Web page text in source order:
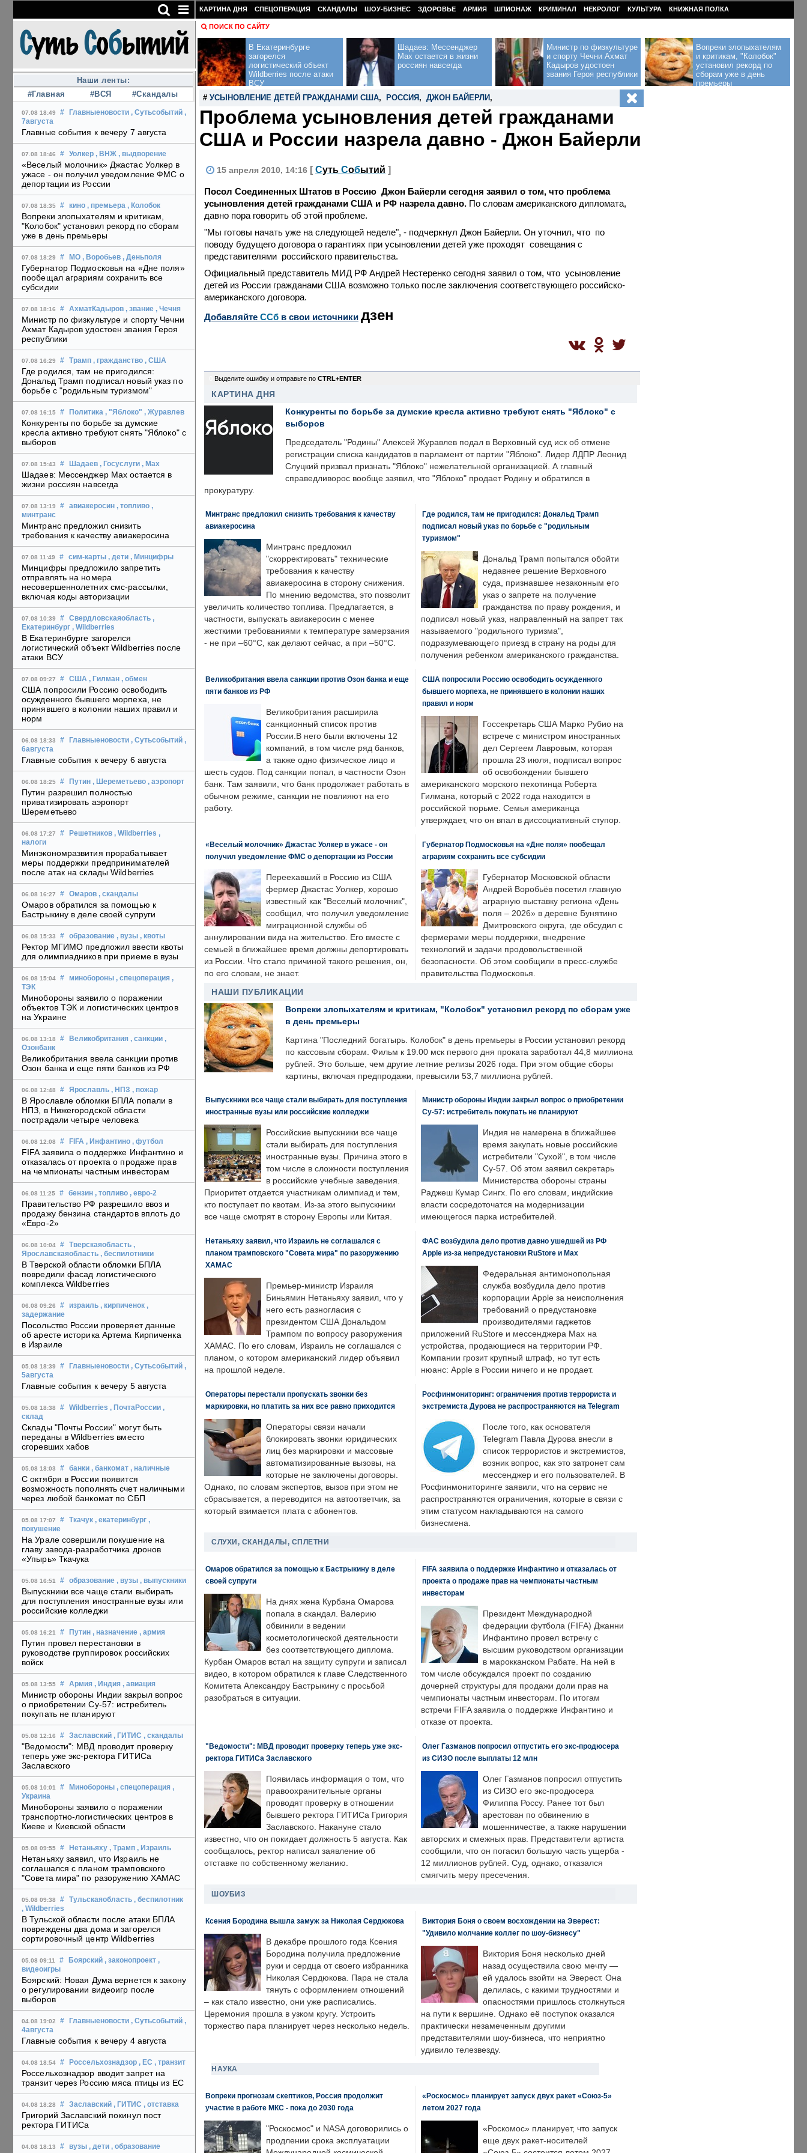
Наши ленты:
#Главная
#ВСЯ #Скандалы
07.08 18:49 # Главныеновости , Сутьсобытий ,
7августа
Главные события к вечеру 7 августа
07.08 18:46 # Уолкер , ВНЖ , выдворение
«Веселый молочник» Джастас Уолкер в
ужасе - он получил уведомление ФМС о
депортации из России
07.08 18:35 # кино , премьера , Колобок
Вопреки злопыхателям и критикам,
"Колобок" установил рекорд по сборам
уже в день премьеры
07.08 18:29 # МО , Воробьев , Деньполя
Губернатор Подмосковья на «Дне поля»
пообещал аграриям сохранить все
субсидии
07.08 18:16 # АхматКадыров , звание , Чечня
Министр по физкультуре и спорту Чечни
Ахмат Кадыров удостоен звания Героя
республики
07.08 16:29 # Трамп , гражданство , США
Где родился, там не пригодился:
Дональд Трамп подписал новый указ по
борьбе с "родильным туризмом"
07.08 16:15 # Политика , "Яблоко" , Журавлев
Конкуренты по борьбе за думские
кресла активно требуют снять "Яблоко" с
выборов
07.08 15:43 # Шадаев , Госуслуги , Max
Шадаев: Мессенджер Max остается в
жизни россиян навсегда
07.08 13:19 # авиакеросин , топливо ,
минтранс
Минтранс предложил снизить
требования к качеству авиакеросина
07.08 11:49 # сим-карты , дети , Минцифры
Минцифры предложило запретить
отправлять на номера
несовершеннолетних смс-рассылки,
включая коды авторизации
07.08 10:39 # Свердловскаяобласть ,
Екатеринбург , Wildberries
В Екатеринбурге загорелся
логистический объект Wildberries после
атаки ВСУ
07.08 09:27 # США , Гилман , обмен
США попросили Россию освободить
осужденного бывшего морпеха, не
принявшего в колонии наших правил и
норм
06.08 18:33 # Главныеновости , Сутьсобытий ,
6августа
Главные события к вечеру 6 августа
06.08 18:25 # Путин , Шереметьево , аэропорт
Путин разрешил полностью
приватизировать аэропорт
Шереметьево
06.08 17:27 # Решетников , Wildberries ,
налоги
Минэкономразвития прорабатывает
меры поддержки предпринимателей
после атак на склады Wildberries
06.08 16:27 # Омаров , скандалы
Омаров обратился за помощью к
Бастрыкину в деле своей супруги
06.08 15:33 # образование , вузы , квоты
Ректор МГИМО предложил ввести квоты
для олимпиадников при приеме в вузы
06.08 15:04 # минобороны , спецоперация ,
ТЭК
Минобороны заявило о поражении
объектов ТЭК и логистических центров
на Украине
06.08 13:18 # Великобритания , санкции ,
Озонбанк
Великобритания ввела санкции против
Озон банка и еще пяти банков из РФ
06.08 12:48 # Ярославль , НПЗ , пожар
В Ярославле обломки БПЛА попали в
НПЗ, в Нижегородской области
пострадали четыре человека
06.08 12:08 # FIFA , Инфантино , футбол
FIFA заявила о поддержке Инфантино и
отказалась от проекта о продаже прав
на чемпионаты частным инвесторам
06.08 11:25 # бензин , топливо , евро-2
Правительство РФ разрешило ввоз и
продажу бензина стандартов вплоть до
«Евро-2»
06.08 10:04 # Тверскаяобласть ,
Ярославскаяобласть , беспилотники
В Тверской области обломки БПЛА
повредили фасад логистического
комплекса Wildberries
06.08 09:26 # израиль , кирпиченок ,
задержание
Посольство России проверяет данные
об аресте историка Артема Кирпиченка
в Израиле
05.08 18:39 # Главныеновости , Сутьсобытий ,
5августа
Главные события к вечеру 5 августа
05.08 18:38 # Wildberries , ПочтаРоссии ,
склад
Склады "Почты России" могут быть
переданы в Wildberries вместо
сгоревших хабов
05.08 18:03 # банки , банкомат , наличные
С октября в России появится
возможность пополнять счет наличными
через любой банкомат по СБП
05.08 17:07 # Ткачук , екатеринбург ,
покушение
На Урале совершили покушение на
главу завода-разработчика дронов
«Упырь» Ткачука
05.08 16:51 # образование , вузы , выпускники
Выпускники все чаще стали выбирать
для поступления иностранные вузы или
российские колледжи
05.08 16:21 # Путин , назначение , армия
Путин провел перестановки в
руководстве группировок российских
войск
05.08 13:55 # Армия , Индия , авиация
Министр обороны Индии закрыл вопрос
о приобретении Су-57: истребитель
покупать не планируют
05.08 12:16 # Заславский , ГИТИС , скандалы
"Ведомости": МВД проводит проверку
теперь уже экс-ректора ГИТИСа
Заславского
05.08 10:01 # Минобороны , спецоперация ,
Украина
Минобороны заявило о поражении
транспортно-логистических центров в
Киеве и Киевской области
05.08 09:55 # Нетаньяху , Трамп , Израиль
Нетаньяху заявил, что Израиль не
соглашался с планом трамповского
"Совета мира" по разоружению ХАМАС
05.08 09:38 # Тульскаяобласть , беспилотник
, Wildberries
В Тульской области после атаки БПЛА
повреждены два дома и загорелся
сортировочный центр Wildberries
05.08 09:11 # Боярский , законопроект ,
видеоигры
Боярский: Новая Дума вернется к закону
о регулировании видеоигр после
выборов
04.08 19:02 # Главныеновости , Сутьсобытий ,
4августа
Главные события к вечеру 4 августа
04.08 18:54 # Россельхознадзор , ЕС , транзит
Россельхознадзор вводит запрет на
транзит через Россию мяса птицы из ЕС
04.08 18:28 # Заславский , ГИТИС , отставка
Григорий Заславский покинул пост
ректора ГИТИСа
04.08 18:13 # вузы , дети , образование
КАРТИНА ДНЯ СПЕЦОПЕРАЦИЯ СКАНДАЛЫ ШОУ-БИЗНЕС ЗДОРОВЬЕ АРМИЯ ШПИОНАЖ КРИМИНАЛ НЕКРОЛОГ КУЛЬТУРА КНИЖНАЯ ПОЛКА
ПОИСК ПО САЙТУ
В Екатеринбурге
загорелся
логистический объект
Wildberries после атаки
ВСУ
Шадаев: Мессенджер
Max остается в жизни
россиян навсегда
Министр по физкультуре
и спорту Чечни Ахмат
Кадыров удостоен
звания Героя республики
Вопреки злопыхателям
и критикам, "Колобок"
установил рекорд по
сборам уже в день
премьеры
# УСЫНОВЛЕНИЕ ДЕТЕЙ ГРАЖДАНАМИ США, РОССИЯ , ДЖОН БАЙЕРЛИ ,
Проблема усыновления детей гражданами
США и России назрела давно - Джон Байерли
15 апреля 2010, 14:16 [ Суть Событий ]
Посол Соединенных Штатов в Россию Джон Байерли сегодня заявил о том, что проблема
усыновления детей гражданами США и РФ назрела давно. По словам американского дипломата,
давно пора говорить об этой проблеме.
"Мы готовы начать уже на следующей неделе", - подчеркнул Джон Байерли. Он уточнил, что по
поводу будущего договора о гарантиях при усыновлении детей уже проходят совещания с
представителями российского правительства.
Официальный представитель МИД РФ Андрей Нестеренко сегодня заявил о том, что усыновление
детей из России гражданами США возможно только после заключения соответствующего российско-
американского договора.
Добавляйте CСб в свои источники дзен
Выделите ошибку и отправьте по CTRL+ENTER
КАРТИНА ДНЯ
Конкуренты по борьбе за думские кресла активно требуют снять "Яблоко" с
выборов
Председатель "Родины" Алексей Журавлев подал в Верховный суд иск об отмене
регистрации списка кандидатов в парламент от партии "Яблоко". Лидер ЛДПР Леонид
Слуцкий призвал признать "Яблоко" нежелательной организацией. А главный
справедливорос вообще заявил, что "Яблоко" продает Родину и обратился в
прокуратуру.
Минтранс предложил снизить требования к качеству
авиакеросина
Минтранс предложил
"скорректировать" технические
требования к качеству
авиакеросина в сторону снижения.
По мнению ведомства, это позволит
увеличить количество топлива. Предлагается, в
частности, выпускать авиакеросин с менее
жесткими требованиями к температуре замерзания
- не при –60°C, как делают сейчас, а при –50°C.
Где родился, там не пригодился: Дональд Трамп
подписал новый указ по борьбе с "родильным
туризмом"
Дональд Трамп попытался обойти
недавнее решение Верховного
суда, признавшее незаконным его
указ о запрете на получение
гражданства по праву рождения, и
подписал новый указ, направленный на запрет так
называемого "родильного туризма",
подразумевающего приезд в страну на роды для
получения ребенком американского гражданства.
Великобритания ввела санкции против Озон банка и еще
пяти банков из РФ
Великобритания расширила
санкционный список против
России.В него были включены 12
компаний, в том числе ряд банков,
а также одно физическое лицо и
шесть судов. Под санкции попал, в частности Озон
банк. Там заявили, что банк продолжает работать в
обычном режиме, санкции не повлияют на его
работу.
США попросили Россию освободить осужденного
бывшего морпеха, не принявшего в колонии наших
правил и норм
Госсекретарь США Марко Рубио на
встрече с министром иностранных
дел Сергеем Лавровым, которая
прошла 23 июля, подписал вопрос
об освобождении бывшего
американского морского пехотинца Роберта
Гилмана, который с 2022 года находится в
российской тюрьме. Семья американца
утверждает, что он впал в диссоциативный ступор.
«Веселый молочник» Джастас Уолкер в ужасе - он
получил уведомление ФМС о депортации из России
Переехавший в Россию из США
фермер Джастас Уолкер, хорошо
известный как "Веселый молочник",
сообщил, что получил уведомление
миграционной службы об
аннулировании вида на жительство. Его вместе с
семьей в ближайшее время должны депортировать
из России. Что стало причиной такого решения, он,
по его словам, не знает.
Губернатор Подмосковья на «Дне поля» пообещал
аграриям сохранить все субсидии
Губернатор Московской области
Андрей Воробьёв посетил главную
аграрную выставку региона «День
поля – 2026» в деревне Бунятино
Дмитровского округа, где обсудил с
фермерами меры поддержки, внедрение
технологий и задачи продовольственной
безопасности. Об этом сообщили в пресс-службе
правительства Подмосковья.
НАШИ ПУБЛИКАЦИИ
Вопреки злопыхателям и критикам, "Колобок" установил рекорд по сборам уже
в день премьеры
Картина "Последний богатырь. Колобок" в день премьеры в России установил рекорд
по кассовым сборам. Фильм к 19.00 мск первого дня проката заработал 44,8 миллиона
рублей. Это больше, чем другие летние релизы 2026 года. При этом общие сборы
картины, включая предпродажи, превысили 53,7 миллиона рублей.
Выпускники все чаще стали выбирать для поступления
иностранные вузы или российские колледжи
Российские выпускники все чаще
стали выбирать для поступления
иностранные вузы. Причина этого в
том числе в сложности поступления
в российские учебные заведения.
Приоритет отдается участникам олимпиад и тем,
кто поступает по квотам. Из-за этого выпускники
все чаще смотрят в сторону Европы или Китая.
Министр обороны Индии закрыл вопрос о приобретении
Су-57: истребитель покупать не планируют
Индия не намерена в ближайшее
время закупать новые российские
истребители "Сухой", в том числе
Су-57. Об этом заявил секретарь
Министерства обороны страны
Раджеш Кумар Сингх. По его словам, индийские
власти сосредоточатся на модернизации
имеющегося парка истребителей.
Нетаньяху заявил, что Израиль не соглашался с
планом трамповского "Совета мира" по разоружению
ХАМАС
Премьер-министр Израиля
Биньямин Нетаньяху заявил, что у
него есть разногласия с
президентом США Дональдом
Трампом по вопросу разоружения
ХАМАС. По его словам, Израиль не соглашался с
планом, о котором американский лидер объявил
на прошлой неделе.
ФАС возбудила дело против давно ушедшей из РФ
Apple из-за непредустановки RuStore и Max
Федеральная антимонопольная
служба возбудила дело против
корпорации Apple за неисполнения
требований о предустановке
производителями гаджетов
приложений RuStore и мессенджера Max на
устройства, продающиеся на территории РФ.
Компании грозит крупный штраф, но тут есть
нюанс: Apple в России ничего и не продает.
Операторы перестали пропускать звонки без
маркировки, но платить за них все равно приходится
Операторы связи начали
блокировать звонки юридических
лиц без маркировки и массовые
автоматизированные вызовы, на
которые не заключены договоры.
Однако, по словам экспертов, вызов при этом не
сбрасывается, а переводится на автоответчик, за
который взимается плата с абонентов.
Росфинмониторинг: ограничения против террориста и
экстремиста Дурова не распространяются на Telegram
После того, как основателя
Telegram Павла Дурова внесли в
список террористов и экстремистов,
возник вопрос, как это затронет сам
мессенджер и его пользователей. В
Росфинмониторинге заявили, что на сервис не
распространяются ограничения, которые в связи с
этим статусом накладываются на самого
бизнесмена.
СЛУХИ, СКАНДАЛЫ, СПЛЕТНИ
Омаров обратился за помощью к Бастрыкину в деле
своей супруги
На днях жена Курбана Омарова
попала в скандал. Валерию
обвинили в ведении
косметологической деятельности
без соответствующего диплома.
Курбан Омаров встал на защиту супруги и записал
видео, в котором обратился к главе Следственного
Комитета Александру Бастрыкину с просьбой
разобраться в ситуации.
FIFA заявила о поддержке Инфантино и отказалась от
проекта о продаже прав на чемпионаты частным
инвесторам
Президент Международной
федерации футбола (FIFA) Джанни
Инфантино провел встречу с
высшим руководством организации
в марокканском Рабате. На ней в
том числе обсуждался проект по созданию
дочерней структуры для продажи доли прав на
чемпионаты частным инвесторам. По итогам
встречи FIFA заявила о поддержке Инфантино и
отказе от проекта.
"Ведомости": МВД проводит проверку теперь уже экс-
ректора ГИТИСа Заславского
Появилась информация о том, что
правоохранительные органы
проводят проверку в отношении
бывшего ректора ГИТИСа Григория
Заславского. Накануне стало
известно, что он покидает должность 5 августа. Как
сообщалось, ректор написал заявление об
отставке по собственному желанию.
Олег Газманов попросил отпустить его экс-продюсера
из СИЗО после выплаты 12 млн
Олег Газманов попросил отпустить
из СИЗО его экс-продюсера
Филиппа Россу. Ранее тот был
арестован по обвинению в
мошенничестве, а также нарушении
авторских и смежных прав. Представители артиста
сообщили, что он погасил большую часть ущерба -
12 миллионов рублей. Суд, однако, отказался
смягчить меру пресечения.
ШОУБИЗ
Ксения Бородина вышла замуж за Николая Сердюкова
В декабре прошлого года Ксения
Бородина получила предложение
руки и сердца от своего избранника
Николая Сердюкова. Пара не стала
тянуть с оформлением отношений
– как стало известно, они уже расписались.
Церемония прошла в узком кругу. Устроить
торжество пара планирует через несколько недель.
Виктория Боня о своем восхождении на Эверест:
"Удивило молчание коллег по шоу-бизнесу"
Виктория Боня несколько дней
назад осуществила свою мечту —
ей удалось взойти на Эверест. Она
делилась, с какими трудностями и
опасностями пришлось столкнуться
на пути к вершине. Однако её поступок оказался
практически незамеченным другими
представителями шоу-бизнеса, что неприятно
удивило телезвезду.
НАУКА
Вопреки прогнозам скептиков, Россия продолжит
участие в работе МКС - пока до 2030 года
"Роскосмос" и NASA договорились о
продлении срока эксплуатации
«Роскосмос» планирует запуск двух ракет «Союз-5»
летом 2027 года
«Роскомос» планирует, что запуск
еще двух ракет-носителей